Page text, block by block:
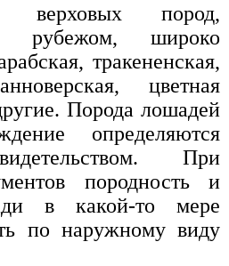
пород,
рубежом, широко
тракененская,
цветная
Порода лошадей
определяются
При
породность и
в какой-то мере
по наружному виду